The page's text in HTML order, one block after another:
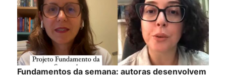
Fundamentos da semana: autoras desenvolvem